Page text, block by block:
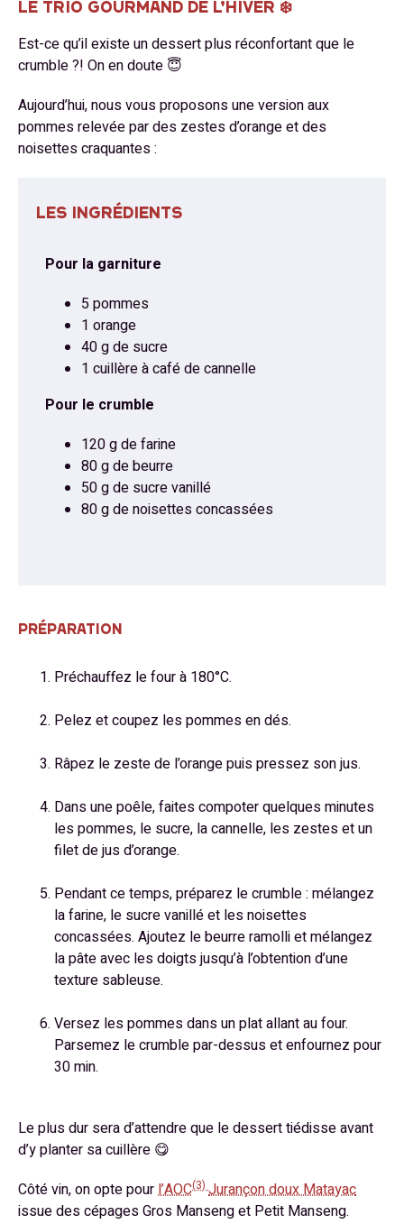
LE TRIO GOURMAND DE L’HIVER ❄️
Est-ce qu’il existe un dessert plus réconfortant que le
crumble ?! On en doute 😇
Aujourd’hui, nous vous proposons une version aux
pommes relevée par des zestes d’orange et des
noisettes craquantes :
LES INGRÉDIENTS
Pour la garniture
5 pommes
1 orange
40 g de sucre
1 cuillère à café de cannelle
Pour le crumble
120 g de farine
80 g de beurre
50 g de sucre vanillé
80 g de noisettes concassées
PRÉPARATION
Préchauffez le four à 180°C.
Pelez et coupez les pommes en dés.
Râpez le zeste de l’orange puis pressez son jus.
Dans une poêle, faites compoter quelques minutes
les pommes, le sucre, la cannelle, les zestes et un
filet de jus d’orange.
Pendant ce temps, préparez le crumble : mélangez
la farine, le sucre vanillé et les noisettes
concassées. Ajoutez le beurre ramolli et mélangez
la pâte avec les doigts jusqu’à l’obtention d’une
texture sableuse.
Versez les pommes dans un plat allant au four.
Parsemez le crumble par-dessus et enfournez pour
30 min.
Le plus dur sera d’attendre que le dessert tiédisse avant
d’y planter sa cuillère 😋
Côté vin, on opte pourl’AOC(3) Jurançon doux Matayac
issue des cépages Gros Manseng et Petit Manseng.